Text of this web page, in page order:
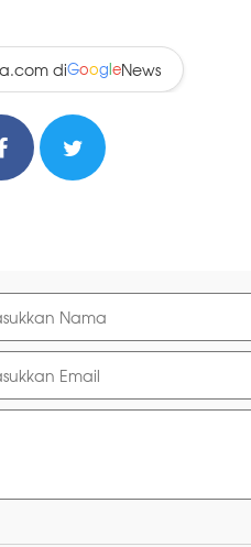
diGoogleNews